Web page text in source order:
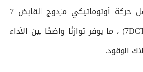
الدقيقة، متصل بناقل حركة أوتوماتيكي مزدوج القابض 7
سرعات بتبريد زيت (7DCT) ، ما يوفر توازنًا واضحًا بين الأداء
الوقود.